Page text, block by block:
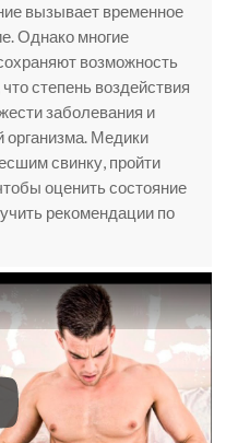
вызывает временное
Однако многие
возможность
степень воздействия
заболевания и
организма. Медики
свинку, пройти
оценить состояние
рекомендации по